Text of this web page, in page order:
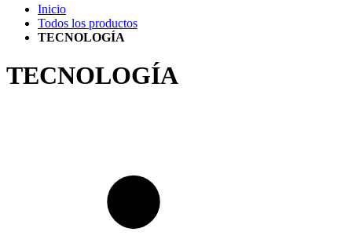
Inicio
Todos los productos
TECNOLOGÍA
TECNOLOGÍA